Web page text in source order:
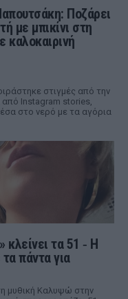
Ποζάρει
με μπικίνι στη
καλοκαιρινή
στιγμές από την
Instagram stories,
στο νερό με τα αγόρια
τα 51 ‑ H
πάντα για
μυθική Καλυψώ στην